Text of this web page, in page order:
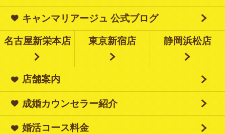
キャンマリアージュ 公式ブログ
名古屋新栄本店 東京新宿店 静岡浜松店
店舗案内
成婚カウンセラー紹介
婚活コース料金